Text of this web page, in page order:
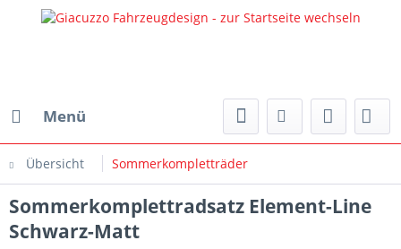
Menü
Übersicht Sommerkompletträder
Sommerkomplettradsatz Element-Line
Schwarz-Matt